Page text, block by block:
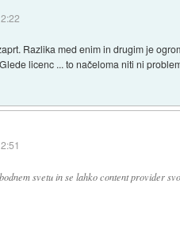
Razlika med enim in drugim je
licenc ... to načeloma niti ni
svetu in se lahko content provider